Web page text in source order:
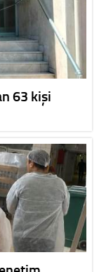
63 kişi